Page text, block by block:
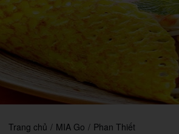
Trang chủ / MIA Go / Phan Thiết